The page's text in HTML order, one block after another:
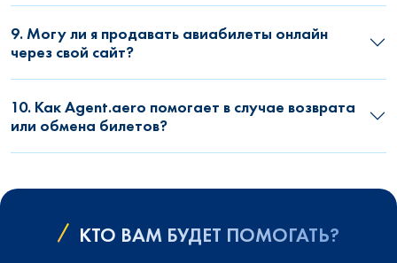
9. Могу ли я продавать авиабилеты онлайн
через свой сайт?
10. Как Agent.aero помогает в случае возврата
или обмена билетов?
КТО ВАМ БУДЕТ ПОМОГАТЬ?